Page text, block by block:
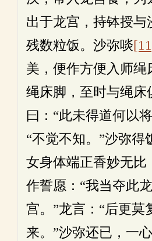
出于龙宫，持钵授与
残数粒饭。沙弥啖
美，便作方便入师绳
绳床脚，至时与绳床
曰：“此未得道何以
“不觉不知。”沙弥得
女身体端正香妙无比
作誓愿：“我当夺此
宫。”龙言：“后更莫
来。”沙弥还已，一